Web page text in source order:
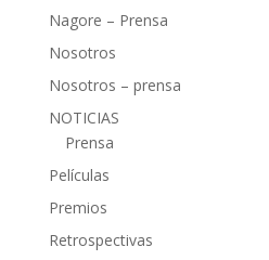
Nagore – Prensa
Nosotros
Nosotros – prensa
NOTICIAS
Prensa
Películas
Premios
Retrospectivas